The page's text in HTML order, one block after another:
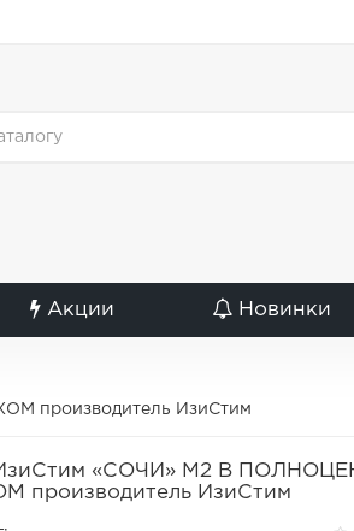
Акции Новинки
производитель ИзиСтим
ИзиСтим «СОЧИ» М2 В
производитель ИзиСтим